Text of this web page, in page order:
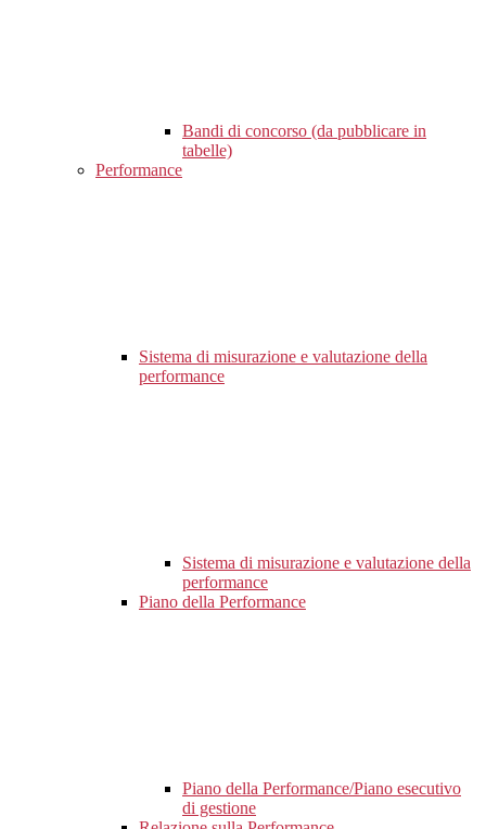
Bandi di concorso (da pubblicare in
tabelle)
Performance
Sistema di misurazione e valutazione della
performance
Sistema di misurazione e valutazione della
performance
Piano della Performance
Piano della Performance/Piano esecutivo
di gestione